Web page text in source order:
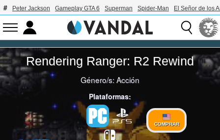
Peter Jackson Gameplay GTA 6 Superman Spider-Man El Señor de los
Rendering Ranger: R2 Rewind
Género/s:Acción
Plataformas:
COMPRAR